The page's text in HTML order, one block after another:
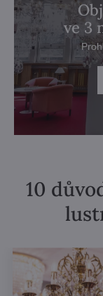
ve 3
10